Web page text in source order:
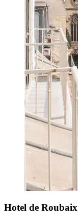
Hotel de Roubaix